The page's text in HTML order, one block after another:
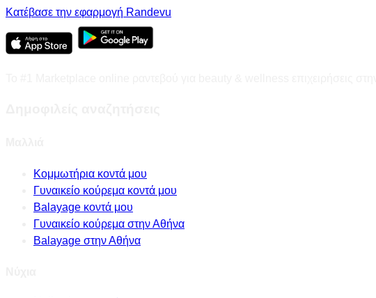
Κατέβασε την εφαρμογή Randevu
Κομμωτήρια κοντά μου
Γυναικείο κούρεμα κοντά μου
Balayage κοντά μου
Γυναικείο κούρεμα στην Αθήνα
Balayage στην Αθήνα